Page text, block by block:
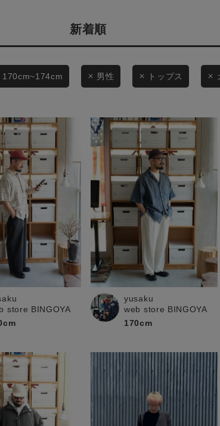
条件絞り込み検索
カテゴリから探す
スタイリングから探す
ブランドから探す
履き比べ可能商品から探す
お知らせ・ご利用ガ
お知らせ
ご利用ガイド
ギフトラッピング
お問い合わせ
セール
在庫
在庫あ
この条件で絞り込む
新着順
170cm~174cm 男性 トップス
store BINGOYA
yusaku
web store BINGOYA
170cm